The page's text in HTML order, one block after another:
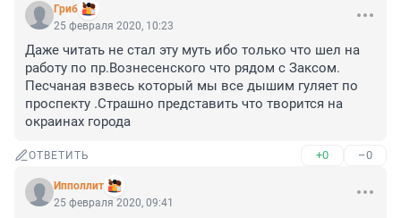
Гриб
25 февраля 2020, 10:23
Даже читать не стал эту муть ибо только что шел на
работу по пр.Вознесенского что рядом с Заксом.
Песчаная взвесь который мы все дышим гуляет по
проспекту .Страшно представить что творится на
окраинах города
ОТВЕТИТЬ +0 –0
Ипполлит
25 февраля 2020, 09:41